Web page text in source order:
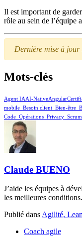
Il est important de
rôle au sein de l’équipe
Dernière mise à
Mots-clés
Agent IAAI-NativeAngular
mobile _Besoin client _Bien-être
Code _Opérations _Privacy
Claude BUENO
J’aide les équipes à
les meilleures conditions.
Publié dans Agilité,
Coach agile